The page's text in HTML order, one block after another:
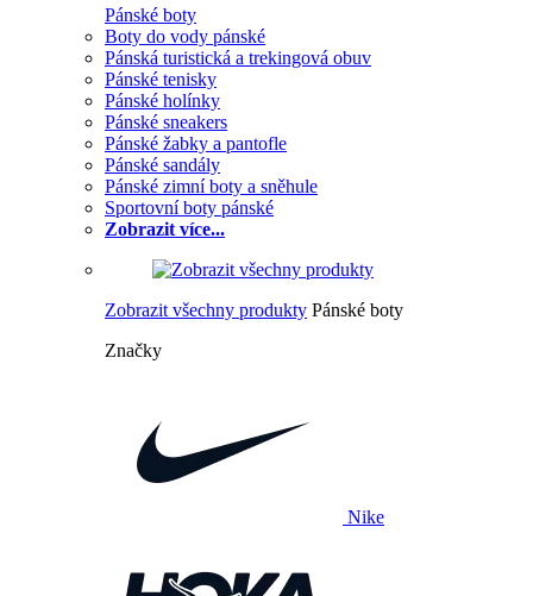
Pánské boty
Boty do vody pánské
Pánská turistická a trekingová obuv
Pánské tenisky
Pánské holínky
Pánské sneakers
Pánské žabky a pantofle
Pánské sandály
Pánské zimní boty a sněhule
Sportovní boty pánské
Zobrazit více...
Zobrazit všechny produkty Pánské boty
Značky
Nike